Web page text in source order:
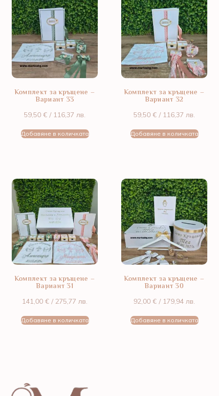
Комплект за кръщене –
Вариант 33
59,50 € / 116,37 лв.
Добавяне в количката
Комплект за кръщене –
Вариант 32
59,50 € / 116,37 лв.
Добавяне в количката
Комплект за кръщене –
Вариант 31
141,00 € / 275,77 лв.
Добавяне в количката
Комплект за кръщене –
Вариант 30
92,00 € / 179,94 лв.
Добавяне в количката